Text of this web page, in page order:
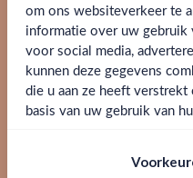
Ben jij 18
Ja
18 jaar of ouder
Merk
Kleurstoffen
Inhoud
om ons websiteverkeer te
informatie over uw gebruik
voor social media,
kunnen deze gegevens
die u aan ze heeft
basis van uw gebruik van
Email
Claim